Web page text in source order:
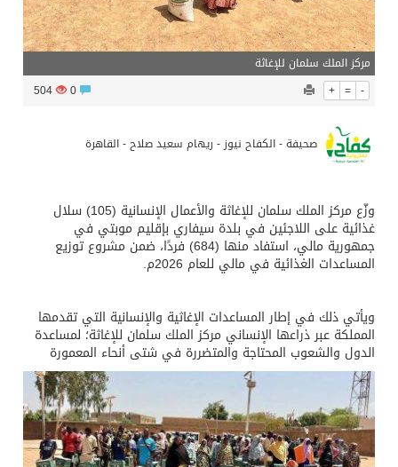
مركز الملك سلمان للإغاثة
+ = -
504
صحيفة - الكفاح نيوز - ريهام سعيد صلاح - القاهرة
وزّع مركز الملك سلمان للإغاثة والأعمال الإنسانية (105) سلال
غذائية على اللاجئين في بلدة سيفاري بإقليم موبتي في
جمهورية مالي، استفاد منها (684) فردًا، ضمن مشروع توزيع
المساعدات الغذائية في مالي للعام 2026م.
ويأتي ذلك في إطار المساعدات الإغاثية والإنسانية التي تقدمها
المملكة عبر ذراعها الإنساني مركز الملك سلمان للإغاثة؛ لمساعدة
الدول والشعوب المحتاجة والمتضررة في شتى أنحاء المعمورة